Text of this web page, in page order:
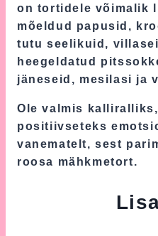
on tortidele võimalik
mõeldud papusid,
tutu seelikuid,
heegeldatud
jäneseid, mesilasi ja
Ole valmis
positiivseteks
vanematelt, sest
roosa mähkmetort.